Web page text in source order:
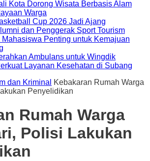
Kota Dorong Wisata Berbasis Alam
Warga
Cup 2026 Jadi Ajang
dan Penggerak Sport Tourism
Mahasiswa Penting untuk Kemajuan
Ambulans untuk Wingdik
Layanan Kesehatan di Subang
dan Kriminal
Kebakaran Rumah Warga
Penyelidikan
Rumah Warga
Polisi Lakukan